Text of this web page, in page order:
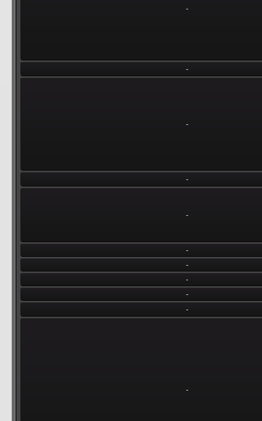
-
-
-
-
-
-
-
-
-
-
-